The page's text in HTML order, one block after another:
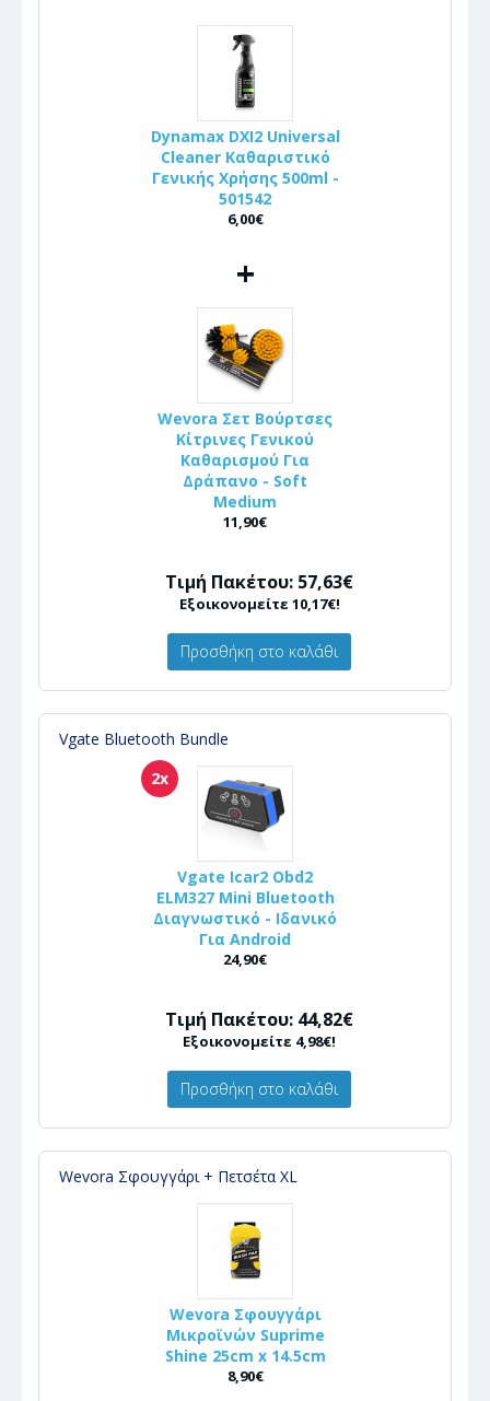
Dynamax DXI2 Universal
Cleaner Καθαριστικό
Γενικής Χρήσης 500ml -
501542
6,00€
+
Wevora Σετ Βούρτσες
Κίτρινες Γενικού
Καθαρισμού Για
Δράπανο - Soft
Medium
11,90€
Τιμή Πακέτου: 57,63€
Εξοικονομείτε 10,17€!
Προσθήκη στο καλάθι
Vgate Bluetooth Bundle
2x
Vgate Icar2 Obd2
ELM327 Mini Bluetooth
Διαγνωστικό - Ιδανικό
Για Android
24,90€
Τιμή Πακέτου: 44,82€
Εξοικονομείτε 4,98€!
Προσθήκη στο καλάθι
Wevora Σφουγγάρι + Πετσέτα XL
Wevora Σφουγγάρι
Μικροϊνών Suprime
Shine 25cm x 14.5cm
8,90€